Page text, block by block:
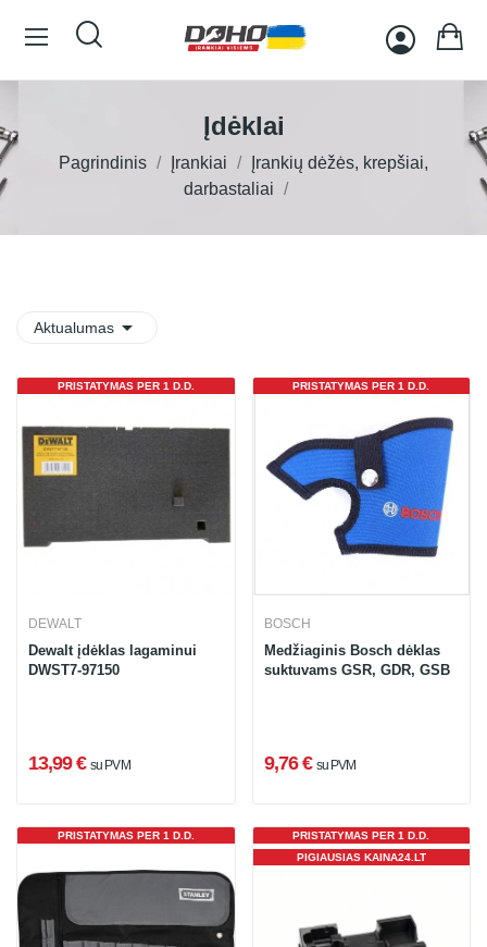
Įdėklai
Pagrindinis Įrankiai
Įrankių dėžės, krepšiai,
darbastaliai
Aktualumas 
PRISTATYMAS PER 1 D.D.
DEWALT
Dewalt įdėklas lagaminui
DWST7-97150
13,99 € su PVM
PRISTATYMAS PER 1 D.D.
BOSCH
Medžiaginis Bosch dėklas
suktuvams GSR, GDR, GSB
9,76 € su PVM
PRISTATYMAS PER 1 D.D.
PIGIAUSIAS KAINA24.LT
PRISTATYMAS PER 1 D.D.